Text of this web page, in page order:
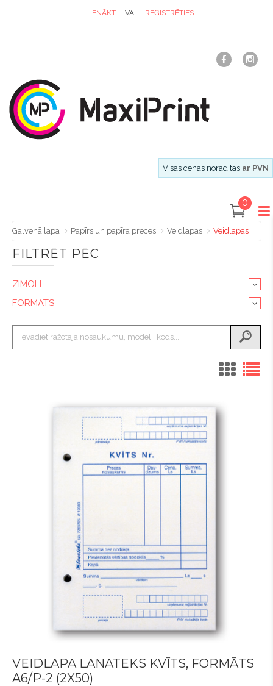
IENĀKT VAI REĢISTRĒTIES
Visas cenas norādītas ar PVN
0
Galvenā lapa Papīrs un papīra preces Veidlapas Veidlapas
FILTRĒT PĒC
ZĪMOLI
FORMĀTS
VEIDLAPA LANATEKS KVĪTS, FORMĀTS
A6/P-2 (2X50)